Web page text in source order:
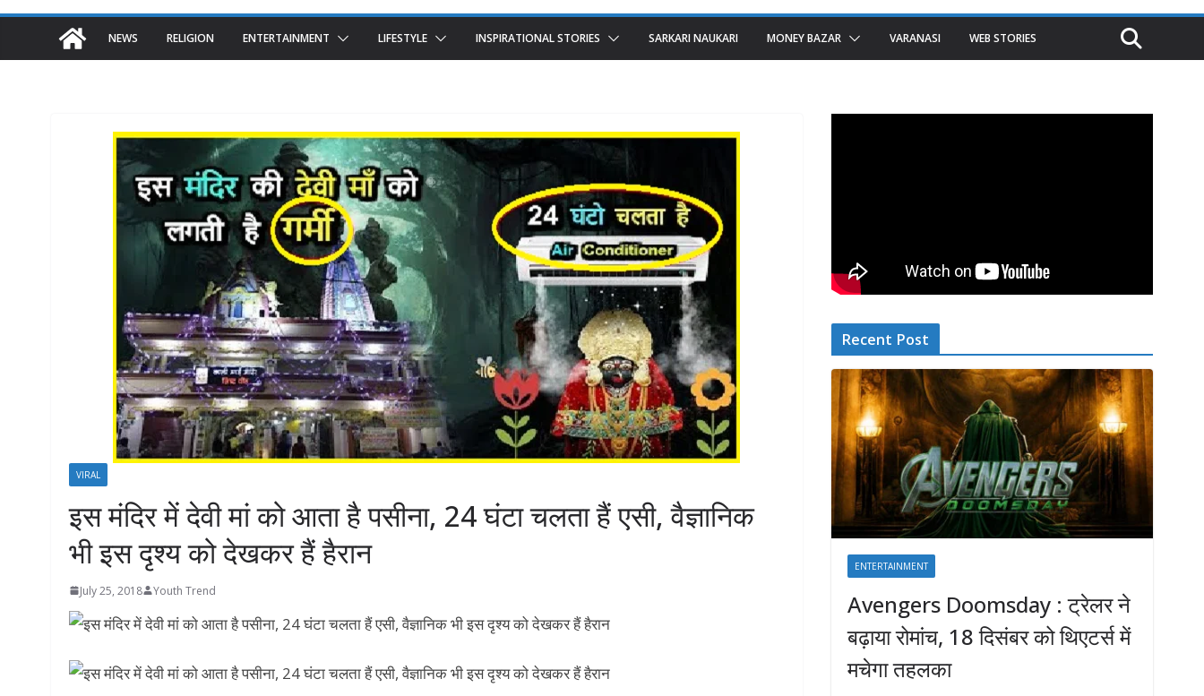
NEWS RELIGION ENTERTAINMENT LIFESTYLE INSPIRATIONAL STORIES SARKARI NAUKARI MONEY BAZAR VARANASI WEB STORIES
VIRAL
इस मंदिर में देवी मां को आता है पसीना, 24 घंटा चलता हैं एसी, वैज्ञानिक
भी इस दृश्‍य को देखकर हैं हैरान
July 25, 2018 Youth Trend
Recent Post
ENTERTAINMENT
Avengers Doomsday : ट्रेलर ने
बढ़ाया रोमांच, 18 दिसंबर को थिएटर्स में
मचेगा तहलका